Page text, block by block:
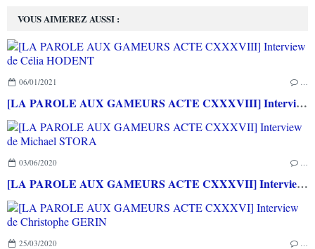
VOUS AIMEREZ AUSSI :
06/01/2021
[LA PAROLE AUX GAMEURS ACTE CXXXVIII] Interview de Célia HODENT
03/06/2020
[LA PAROLE AUX GAMEURS ACTE CXXXVII] Interview de Michael STORA
25/03/2020